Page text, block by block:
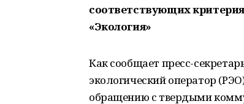
соответствующих
«Экология»
Как сообщает пресс-
экологический оператор
обращению с твердыми